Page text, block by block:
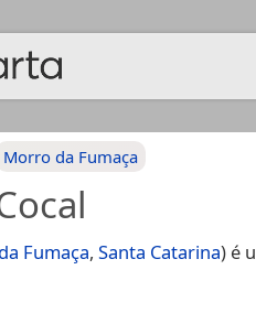
Morro da Fumaça
Fumaça, Santa Catarina) é